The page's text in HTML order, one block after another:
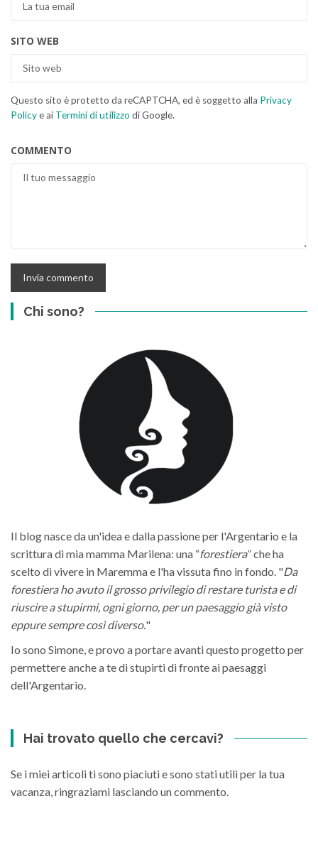
SITO WEB
Questo sito è protetto da reCAPTCHA, ed è soggetto alla Privacy
Policye ai Termini di utilizzo di Google.
COMMENTO
Chi sono?
Il blog nasce da un'idea e dalla passione per l'Argentario e la
scrittura di mia mamma Marilena: una “forestiera” che ha
scelto di vivere in Maremma e l'ha vissuta fino in fondo. "Da
forestiera ho avuto il grosso privilegio di restare turista e di
riuscire a stupirmi, ogni giorno, per un paesaggio già visto
eppure sempre così diverso."
Io sono Simone, e provo a portare avanti questo progetto per
permettere anche a te di stupirti di fronte ai paesaggi
dell'Argentario.
Hai trovato quello che cercavi?
Se i miei articoli ti sono piaciuti e sono stati utili per la tua
vacanza, ringraziami lasciando un commento.